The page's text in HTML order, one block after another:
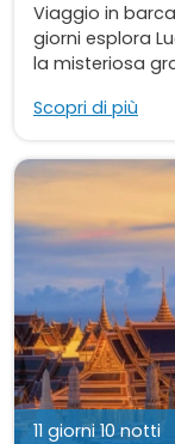
Viaggio in
giorni esplora
la misteriosa
Scopri di più
11 giorni 10 notti